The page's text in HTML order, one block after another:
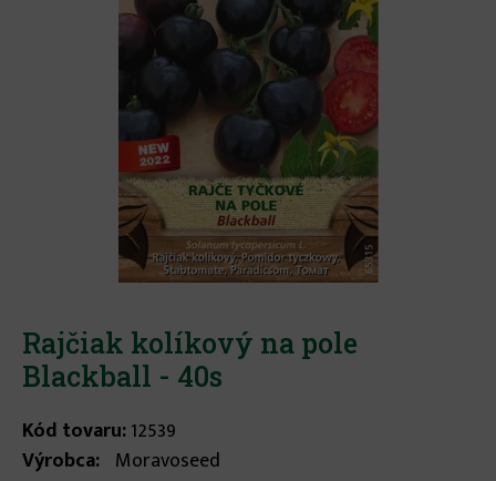
Rajčiak kolíkový na pole
Blackball - 40s
Kód tovaru:12539
Výrobca: Moravoseed